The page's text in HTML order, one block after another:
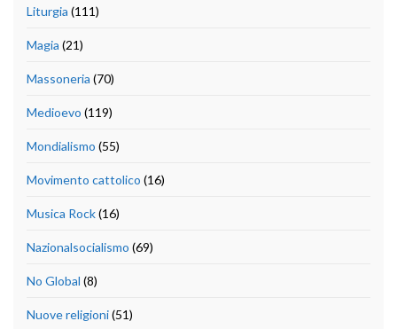
Liturgia (111)
Magia (21)
Massoneria (70)
Medioevo (119)
Mondialismo (55)
Movimento cattolico (16)
Musica Rock(16)
Nazionalsocialismo (69)
No Global (8)
Nuove religioni(51)